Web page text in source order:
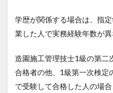
学歴が関係する場合は、指
業した人で実務経験年数が
造園施工管理技士1級の第二
合格者の他、1級第一次検定
で受験して合格した人の場